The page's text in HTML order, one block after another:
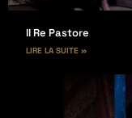
Il Re Pastore
LIRE LA SUITE »